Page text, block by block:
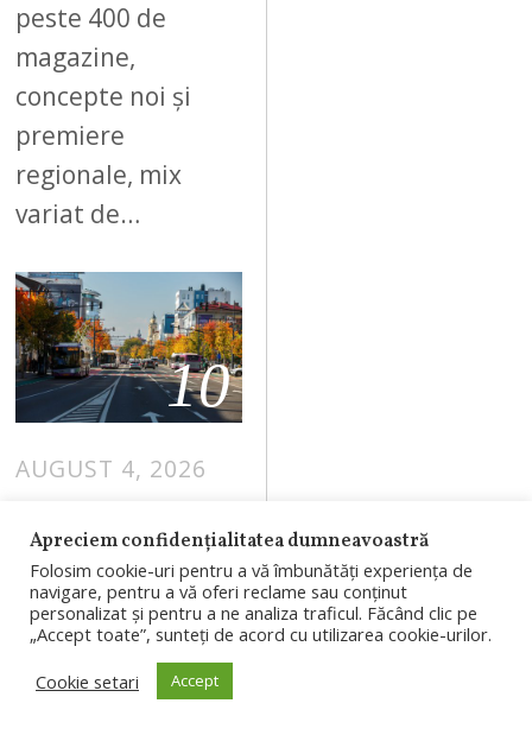
peste 400 de
magazine,
concepte noi și
premiere
regionale, mix
variat de…
10
AUGUST 4, 2026
apartamentelo
r din Cluj au
scăzut ușor în
iulie. Topul
celor mai
Apreciem confidențialitatea dumneavoastră
Folosim cookie-uri pentru a vă îmbunătăți experiența de
navigare, pentru a vă oferi reclame sau conținut
personalizat și pentru a ne analiza traficul. Făcând clic pe
„Accept toate”, sunteți de acord cu utilizarea cookie-urilor.
Cookie setari
Accept